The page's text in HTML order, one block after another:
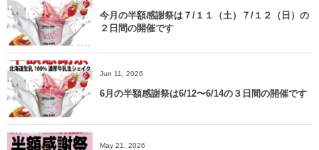
今月の半額感謝祭は７/１１（土）７/１２（日）の
２日間の開催です
Jun 11, 2026
6月の半額感謝祭は6/12〜6/14の３日間の開催です
May 21, 2026